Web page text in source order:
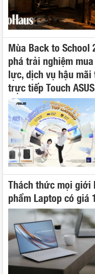
Mùa Back to School
phá trải nghiệm
lực, dịch vụ hậu
trực tiếp Touch ASUS
Thách thức mọi giới
phẩm Laptop có giá